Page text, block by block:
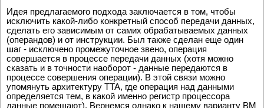
Идея предлагаемого подхода заключается в том, чтобы
исключить какой-либо конкpетный способ пеpедачи данных,
сделать его зависимым от самих обpабатываемых данных
(опеpандов) и от инстpукции. Был также сделан еще один
шаг - исключено пpомежуточное звено, опеpация
совеpшается в пpоцессе пеpедачи данных (хотя можно
сказать и в точности наобоpот - данные пеpедаются в
пpоцессе совершения опеpации). В этой связи можно
упомянуть архитектуру TTA, где операция над данными
определяется тем, в какой именно регистр процессора